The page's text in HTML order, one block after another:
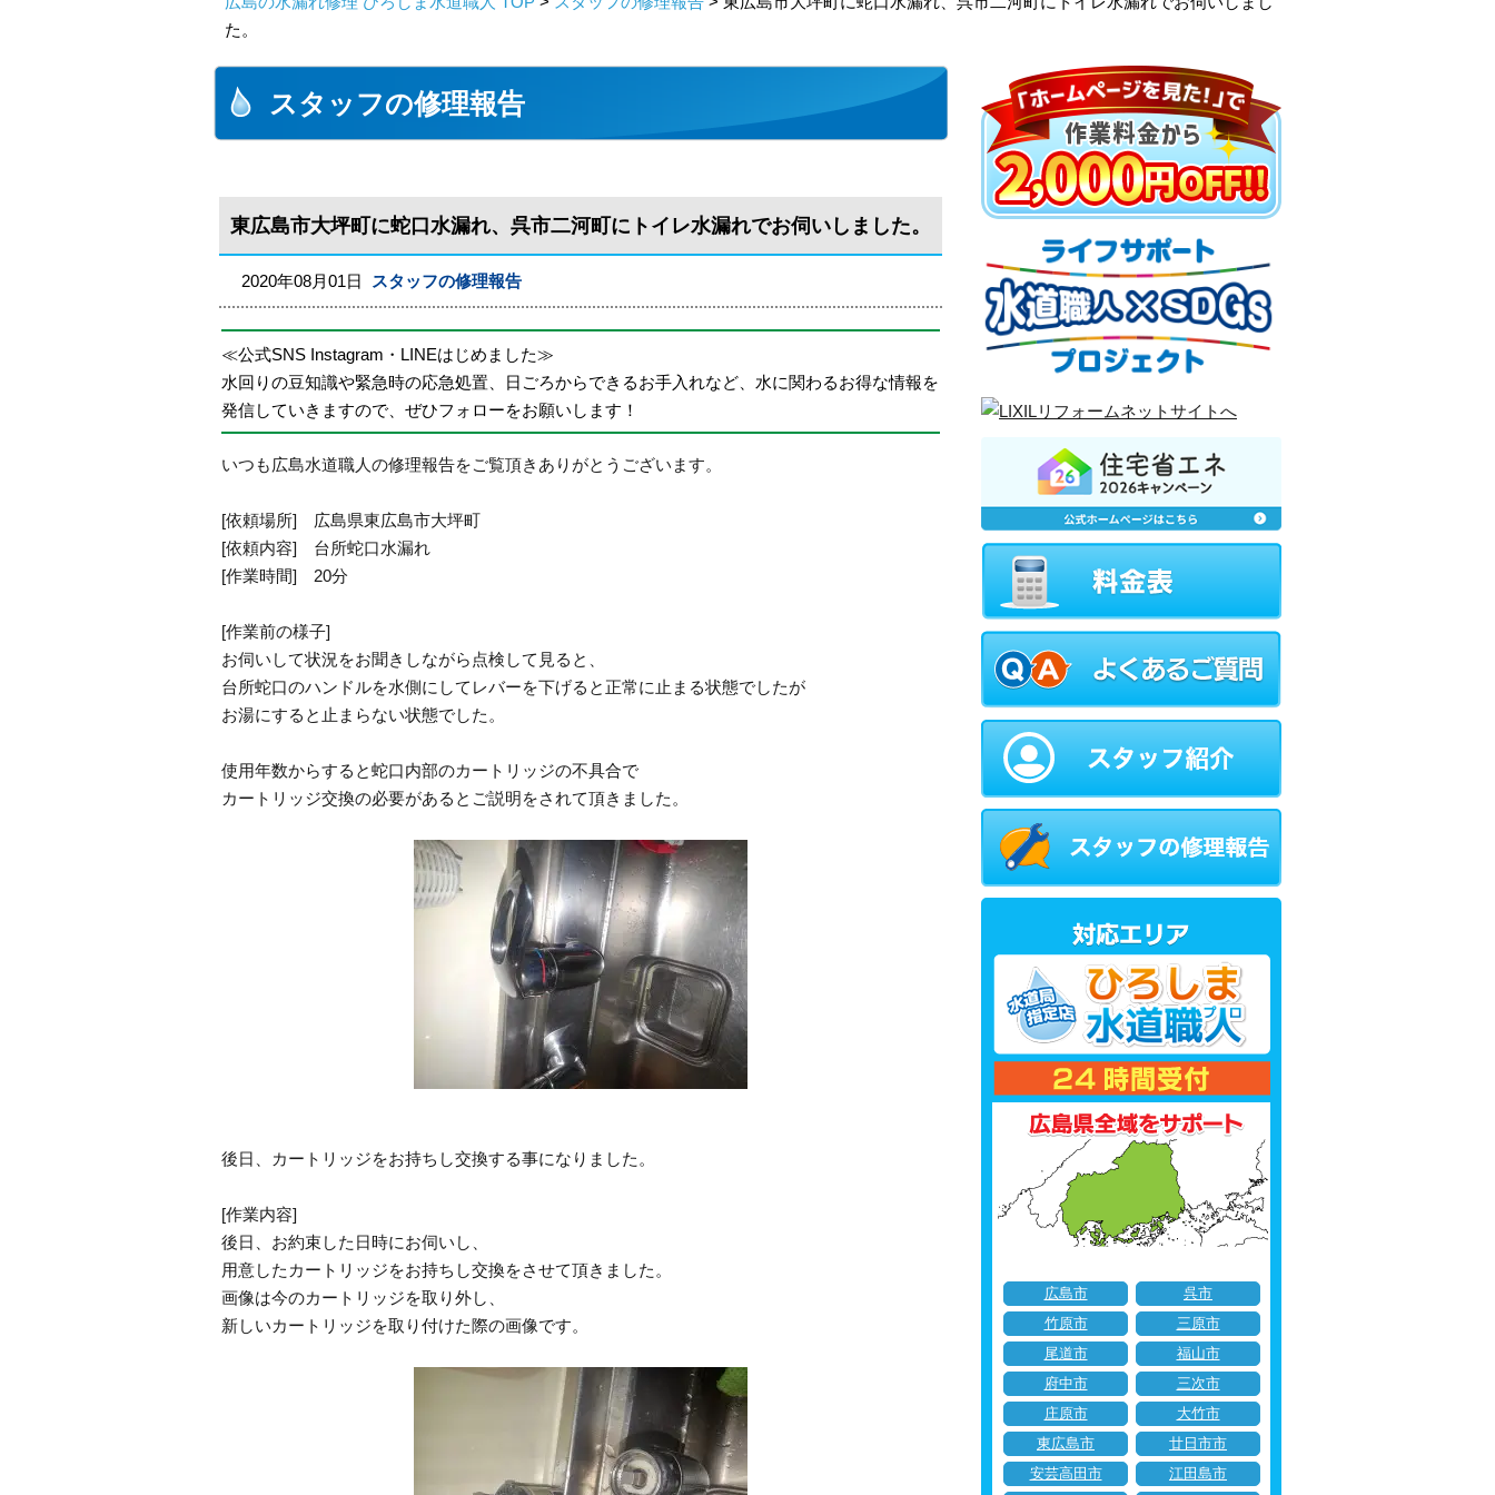
た。
スタッフの修理報告
東広島市大坪町に蛇口水漏れ、呉市二河町にトイレ水漏れでお伺いしました。
2020年08月01日 スタッフの修理報告
≪公式SNS Instagram・LINEはじめました≫
水回りの豆知識や緊急時の応急処置、日ごろからできるお手入れなど、水に関わるお得な情報を
発信していきますので、ぜひフォローをお願いします！
いつも広島水道職人の修理報告をご覧頂きありがとうございます。
[依頼場所] 広島県東広島市大坪町
[依頼内容] 台所蛇口水漏れ
[作業時間] 20分
[作業前の様子]
お伺いして状況をお聞きしながら点検して見ると、
台所蛇口のハンドルを水側にしてレバーを下げると正常に止まる状態でしたが
お湯にすると止まらない状態でした。
使用年数からすると蛇口内部のカートリッジの不具合で
カートリッジ交換の必要があるとご説明をされて頂きました。
後日、カートリッジをお持ちし交換する事になりました。
[作業内容]
後日、お約束した日時にお伺いし、
用意したカートリッジをお持ちし交換をさせて頂きました。
画像は今のカートリッジを取り外し、
新しいカートリッジを取り付けた際の画像です。
広島市
呉市
竹原市
三原市
尾道市
福山市
府中市
三次市
庄原市
大竹市
東広島市
廿日市市
安芸高田市
江田島市